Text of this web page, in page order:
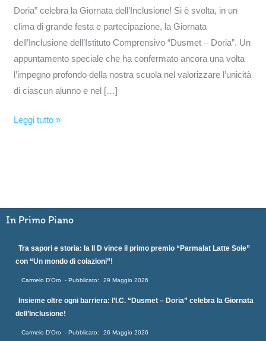
Doria” celebra la Giornata dell’Inclusione! Si è svolta, in un
clima di grande festa e partecipazione, la Giornata
dell’Inclusione dell’Istituto Comprensivo “Dusmet – Doria”. Un
appuntamento speciale che ha confermato ancora una volta
l’impegno profondo della nostra scuola nel valorizzare l’unicità
di ciascun alunno e nel […]
Leggi tutto »
In Primo Piano
Tra sapori e storia: la II D vince il primo premio “Parmalat Latte Sole”
con “Un mondo di colazioni”!
Carmelo D'Oro 29 Maggio 2026
Insieme oltre ogni barriera: l’I.C. “Dusmet – Doria” celebra la Giornata
dell’Inclusione!
Carmelo D'Oro 26 Maggio 2026